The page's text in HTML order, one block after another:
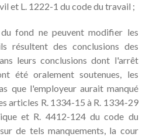
et L. 1222-1 du code du travail ;
fond ne peuvent modifier les
résultent des conclusions des
leurs conclusions dont l'arrêt
été oralement soutenues, les
que l'employeur aurait manqué
articles R. 1334-15 à R. 1334-29
et R. 4412-124 du code du
de tels manquements, la cour